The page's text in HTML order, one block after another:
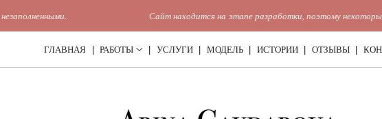
ГЛАВНАЯ РАБОТЫ УСЛУГИ МОДЕЛЬ ИСТОРИИ ОТЗЫВЫ
Сайт находится на этапе разработки, поэтому некоторые разделы